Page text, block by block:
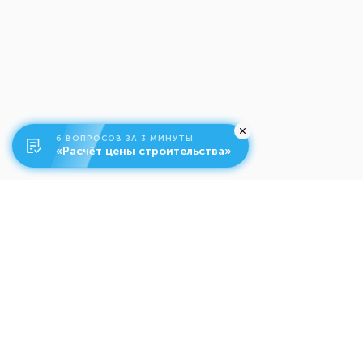
6 ВОПРОСОВ ЗА 3 МИНУТЫ
«Расчёт цены строительства»